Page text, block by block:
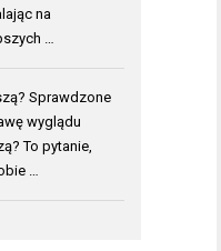
na
…
Sprawdzone
wyglądu
To pytanie,
…